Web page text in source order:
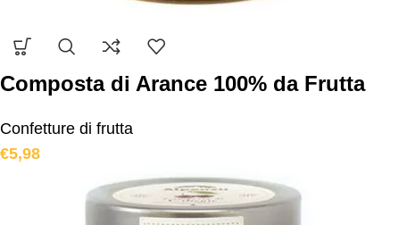
Composta di Arance 100% da Frutta
Confetture di frutta
€5,98